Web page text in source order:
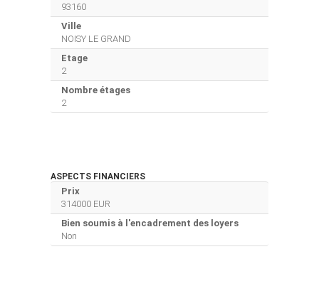
93160
Ville
NOISY LE GRAND
Etage
2
Nombre étages
2
ASPECTS FINANCIERS
Prix
314000 EUR
Bien soumis à l'encadrement des loyers
Non